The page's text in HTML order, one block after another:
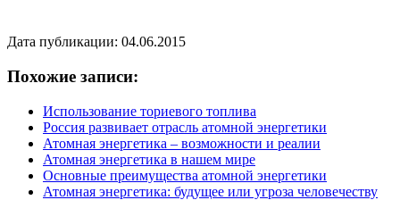
Дата публикации: 04.06.2015
Похожие записи:
Использование ториевого топлива
Россия развивает отрасль атомной энергетики
Атомная энергетика – возможности и реалии
Атомная энергетика в нашем мире
Основные преимущества атомной энергетики
Атомная энергетика: будущее или угроза человечеству